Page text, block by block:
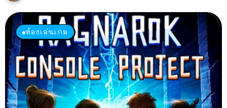
ห้องเล่นเกม